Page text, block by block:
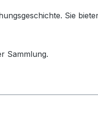
Sie
Sammlung.